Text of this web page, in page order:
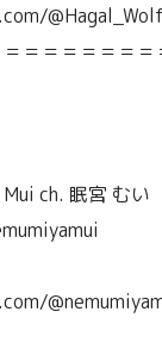
@Hagal_Wolf
＝＝＝＝＝＝
ch. 眠宮 むい